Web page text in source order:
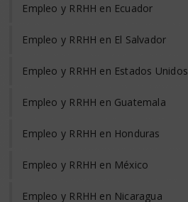
Empleo y RRHH en Ecuador
Empleo y RRHH en El Salvador
Empleo y RRHH en Estados Unidos
Empleo y RRHH en Guatemala
Empleo y RRHH en Honduras
Empleo y RRHH en México
Empleo y RRHH en Nicaragua